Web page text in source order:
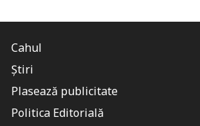
Cahul
Știri
Plasează publicitate
Politica Editorială